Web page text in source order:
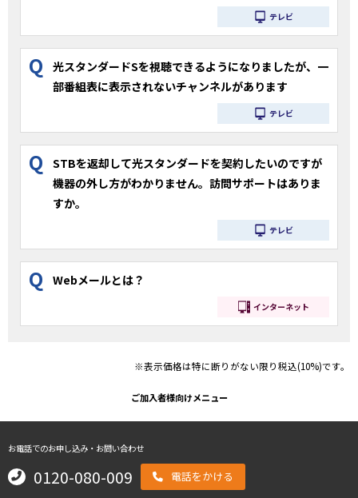
テレビ
Q
光スタンダードSを視聴できるようになりましたが、一
部番組表に表示されないチャンネルがあります
テレビ
Q
STBを返却して光スタンダードを契約したいのですが
機器の外し方がわかりません。訪問サポートはありま
すか。
テレビ
Q Webメールとは？
インターネット
※表示価格は特に断りがない限り税込(10%)です。
ご加入者様向けメニュー
お電話でのお申し込み・お問い合わせ
0120-080-009 電話をかける